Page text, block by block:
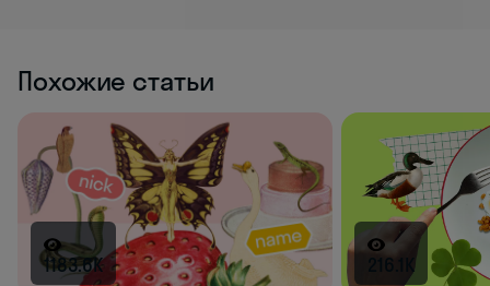
Похожие статьи
1183.6K 216.1K